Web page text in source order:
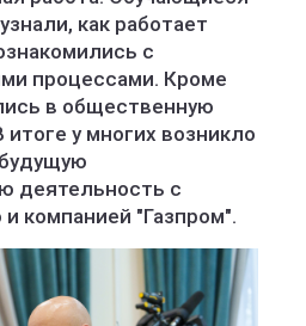
как работает
с
процессами. Кроме
в общественную
у многих возникло
деятельность с
компанией "Газпром".